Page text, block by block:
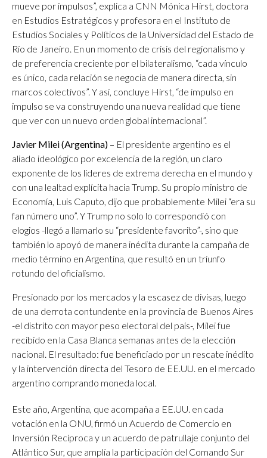
mueve por impulsos”, explica a CNN Mónica Hirst, doctora
en Estudios Estratégicos y profesora en el Instituto de
Estudios Sociales y Políticos de la Universidad del Estado de
Río de Janeiro. En un momento de crisis del regionalismo y
de preferencia creciente por el bilateralismo, “cada vínculo
es único, cada relación se negocia de manera directa, sin
marcos colectivos”. Y así, concluye Hirst, “de impulso en
impulso se va construyendo una nueva realidad que tiene
que ver con un nuevo orden global internacional”.
Javier Milei (Argentina) – El presidente argentino es el
aliado ideológico por excelencia de la región, un claro
exponente de los líderes de extrema derecha en el mundo y
con una lealtad explícita hacia Trump. Su propio ministro de
Economía, Luis Caputo, dijo que probablemente Milei “era su
fan número uno”. Y Trump no solo lo correspondió con
elogios -llegó a llamarlo su “presidente favorito”-, sino que
también lo apoyó de manera inédita durante la campaña de
medio término en Argentina, que resultó en un triunfo
rotundo del oficialismo.
Presionado por los mercados y la escasez de divisas, luego
de una derrota contundente en la provincia de Buenos Aires
-el distrito con mayor peso electoral del país-, Milei fue
recibido en la Casa Blanca semanas antes de la elección
nacional. El resultado: fue beneficiado por un rescate inédito
y la intervención directa del Tesoro de EE.UU. en el mercado
argentino comprando moneda local.
Este año, Argentina, que acompaña a EE.UU. en cada
votación en la ONU, firmó un Acuerdo de Comercio en
Inversión Recíproca y un acuerdo de patrullaje conjunto del
Atlántico Sur, que amplía la participación del Comando Sur